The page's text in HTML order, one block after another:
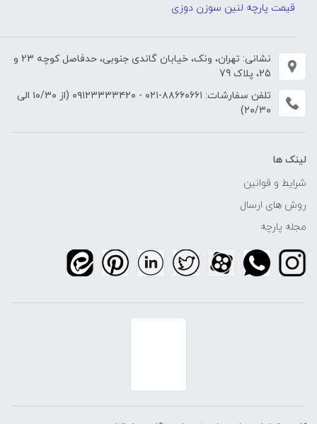
قیمت پارچه لنین سوزن دوزی
نشانی: تهران، ونک، خیابان گاندی جنوبی، حدفاصل کوچه 23 و
25، پلاک 79
تلفن سفارشات: ۸۸۶۶۰۶۶۱-۰۲۱ - ۰۹۱۲۳۳۳۳۴۲۰
(از ۱۰/۳۰ الی
۲۰/۳۰)
لینک ها
شرایط و قوانین
روش های ارسال
مجله پارچه